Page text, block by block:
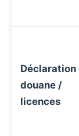
Déclaration
douane /
licences